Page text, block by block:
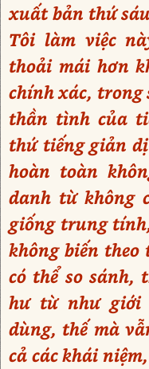
xuất bản thứ
Tôi làm việc
thoải mái hơn
chính xác, trong
thần tình của
thứ tiếng giản
hoàn toàn
danh từ không
giống trung
không biến
có thể so sánh,
hư từ như
dùng, thế mà
cả các khái